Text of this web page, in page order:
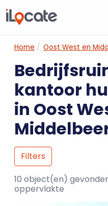
Home Oost West en
kantoor
in Oost
Filters
10 object(en)
oppervlakte